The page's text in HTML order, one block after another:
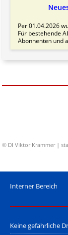
Per 01.04.2026
Für bestehende
Abonnenten und
© DI Viktor Krammer |
Interner Bereich
Keine gefährliche